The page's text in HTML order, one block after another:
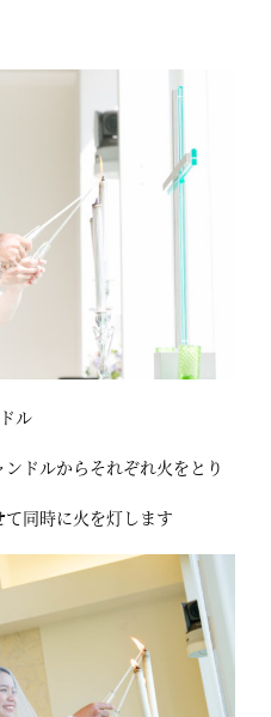
ル
ドルからそれぞれ火をとり
同時に火を灯します